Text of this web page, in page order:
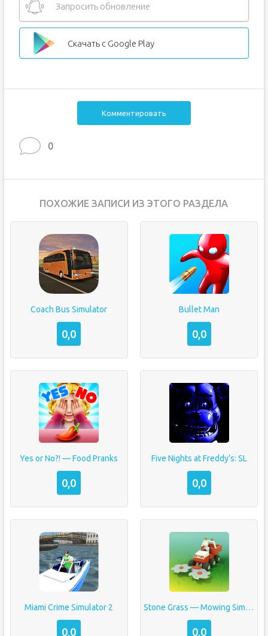
Запросить обновление
Скачать с Google Play
Комментировать
0
ПОХОЖИЕ ЗАПИСИ ИЗ ЭТОГО РАЗДЕЛА
Coach Bus Simulator
0,0
Bullet Man
0,0
Yes or No?! — Food Pranks
0,0
Five Nights at Freddy’s: SL
0,0
Miami Crime Simulator 2
0,0
Stone Grass — Mowing Simulator
0,0